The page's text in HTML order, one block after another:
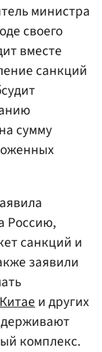
министра
своего
вместе
санкций
сумму
Россию,
санкций и
заявили
Китаеи других
комплекс.